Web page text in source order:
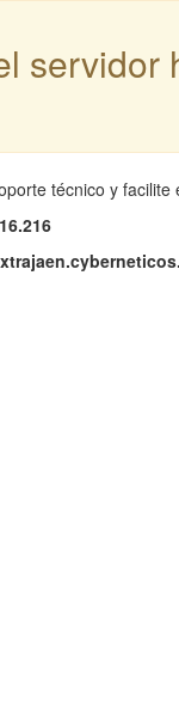
servidor
técnico y facilite